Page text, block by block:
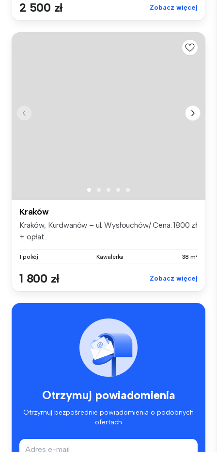
2 500 zł Zobacz więcej
Kraków
Kraków, Kurdwanów – ul. Wysłouchów/ Cena: 1800 zł
+ opłat...
1 pokój Kawalerka 38 m²
1 800 zł Zobacz więcej
Otrzymuj powiadomienia
Otrzymuj bezpośrednie powiadomienia o podobnych
ofertach